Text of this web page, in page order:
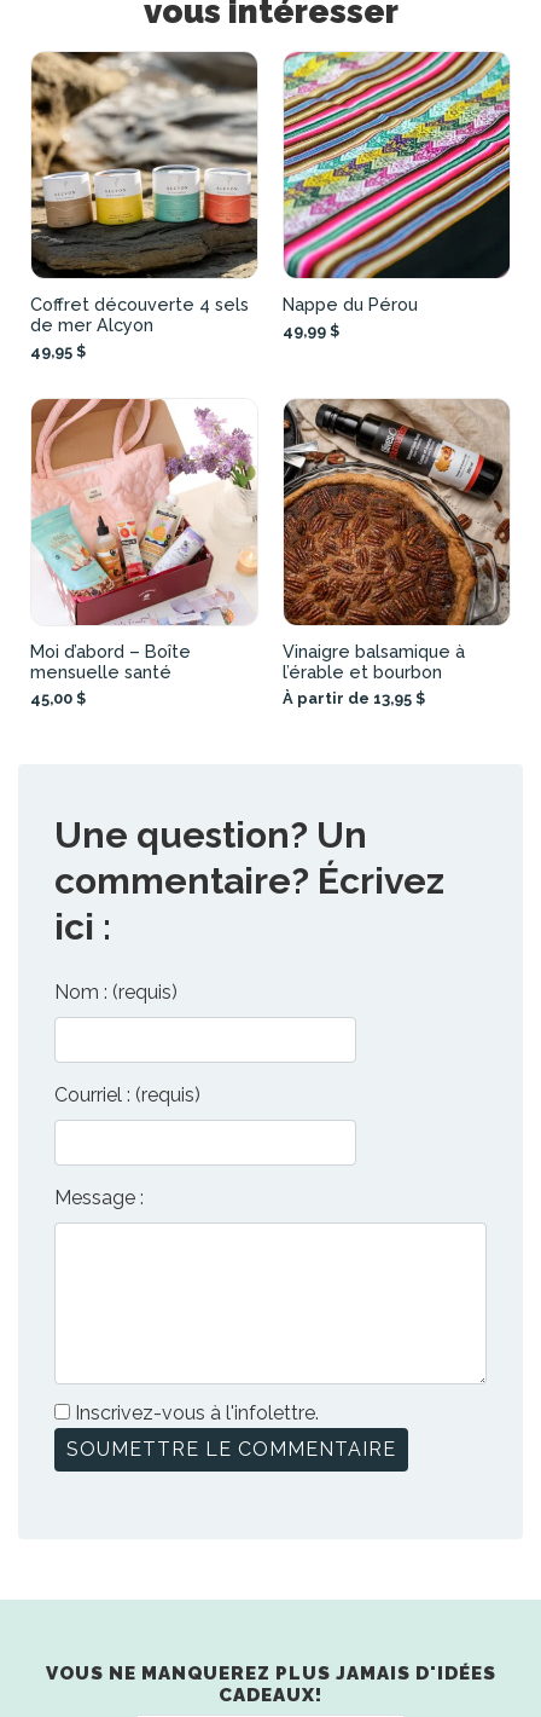
vous intéresser
Coffret découverte 4 sels
de mer Alcyon
49,95 $
Nappe du Pérou
49,99 $
Moi d’abord – Boîte
mensuelle santé
45,00 $
Vinaigre balsamique à
l’érable et bourbon
À partir de 13,95 $
Une question? Un
commentaire? Écrivez
ici :
Nom : (requis)
Courriel : (requis)
Message :
Inscrivez-vous à l'infolettre.
VOUS NE MANQUEREZ PLUS JAMAIS D'IDÉES
CADEAUX!